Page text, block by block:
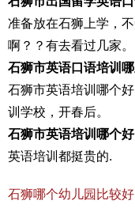
准备放在石狮上学，
啊？？有去看过几家。
石狮市英语口语培训
石狮市英语培训哪个
训学校，开春后。
石狮市英语培训哪个
英语培训都挺贵的.
石狮哪个幼儿园比较好